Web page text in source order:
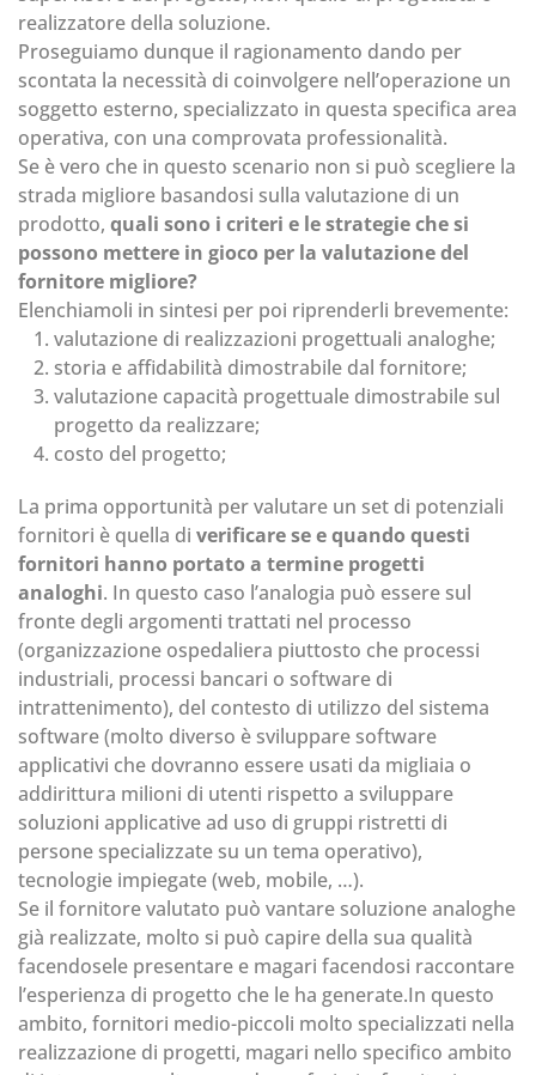
realizzatore della soluzione.
Proseguiamo dunque il ragionamento dando per
scontata la necessità di coinvolgere nell’operazione un
soggetto esterno, specializzato in questa specifica area
operativa, con una comprovata professionalità.
Se è vero che in questo scenario non si può scegliere la
strada migliore basandosi sulla valutazione di un
prodotto, quali sono i criteri e le strategie che si
possono mettere in gioco per la valutazione del
fornitore migliore?
Elenchiamoli in sintesi per poi riprenderli brevemente:
valutazione di realizzazioni progettuali analoghe;
storia e affidabilità dimostrabile dal fornitore;
valutazione capacità progettuale dimostrabile sul
progetto da realizzare;
costo del progetto;
La prima opportunità per valutare un set di potenziali
fornitori è quella di verificare se e quando questi
fornitori hanno portato a termine progetti
analoghi. In questo caso l’analogia può essere sul
fronte degli argomenti trattati nel processo
(organizzazione ospedaliera piuttosto che processi
industriali, processi bancari o software di
intrattenimento), del contesto di utilizzo del sistema
software (molto diverso è sviluppare software
applicativi che dovranno essere usati da migliaia o
addirittura milioni di utenti rispetto a sviluppare
soluzioni applicative ad uso di gruppi ristretti di
persone specializzate su un tema operativo),
tecnologie impiegate (web, mobile, …).
Se il fornitore valutato può vantare soluzione analoghe
già realizzate, molto si può capire della sua qualità
facendosele presentare e magari facendosi raccontare
l’esperienza di progetto che le ha generate.In questo
ambito, fornitori medio-piccoli molto specializzati nella
realizzazione di progetti, magari nello specifico ambito